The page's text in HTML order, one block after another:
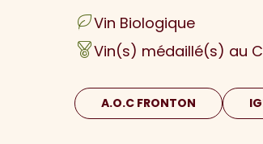
Vin Biologique
Vin(s) médaillé(s) au
A.O.C FRONTON